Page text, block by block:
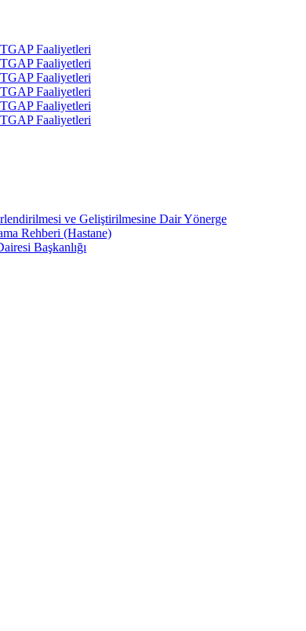
Faaliyetleri
Faaliyetleri
Faaliyetleri
Faaliyetleri
Faaliyetleri
Faaliyetleri
ve Geliştirilmesine Dair Yönerge
Rehberi (Hastane)
Başkanlığı